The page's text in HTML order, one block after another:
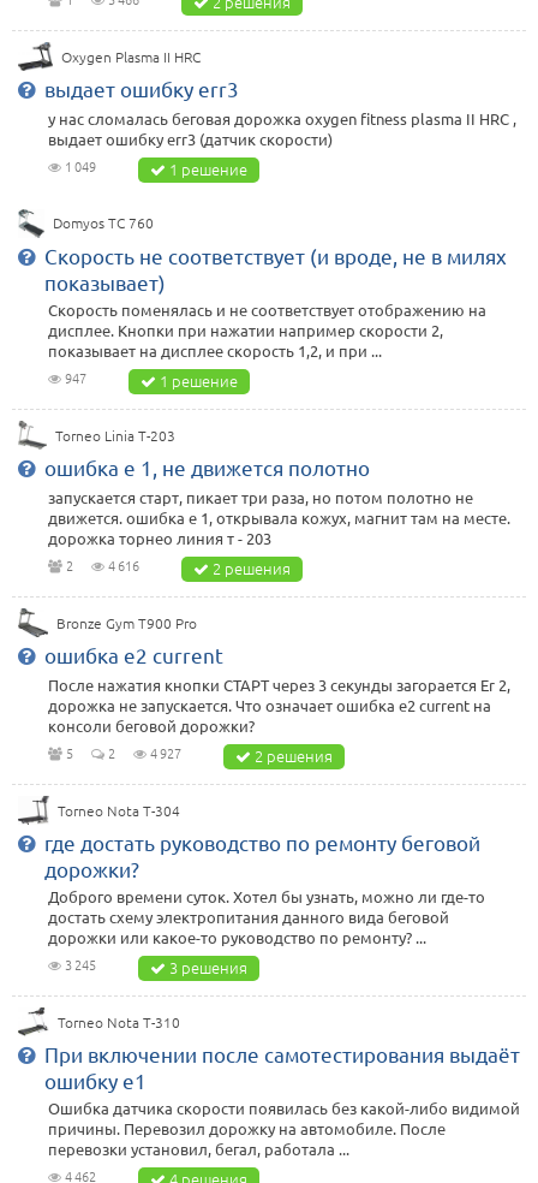
Oxygen Plasma II HRC
выдает ошибку err3
у нас сломалась беговая дорожка oxygen fitness plasma II HRC ,
выдает ошибку err3 (датчик скорости)
1 049 1 решение
Domyos TC 760
Скорость не соответствует (и вроде, не в милях
показывает)
Скорость поменялась и не соответствует отображению на
дисплее. Кнопки при нажатии например скорости 2,
показывает на дисплее скорость 1,2, и при ...
947 1 решение
Torneo Linia T-203
ошибка е 1, не движется полотно
запускается старт, пикает три раза, но потом полотно не
движется. ошибка е 1, открывала кожух, магнит там на месте.
дорожка торнео линия т - 203
2 4 616 2 решения
Bronze Gym T900 Pro
ошибка e2 current
После нажатия кнопки СТАРТ через 3 секунды загорается Er 2,
дорожка не запускается. Что означает ошибка e2 current на
консоли беговой дорожки?
5 2 4 927 2 решения
Torneo Nota T-304
где достать руководство по ремонту беговой
дорожки?
Доброго времени суток. Хотел бы узнать, можно ли где-то
достать схему электропитания данного вида беговой
дорожки или какое-то руководство по ремонту? ...
3 245 3 решения
Torneo Nota T-310
При включении после самотестирования выдаёт
ошибку е1
Ошибка датчика скорости появилась без какой-либо видимой
причины. Перевозил дорожку на автомобиле. После
перевозки установил, бегал, работала ...
4 462